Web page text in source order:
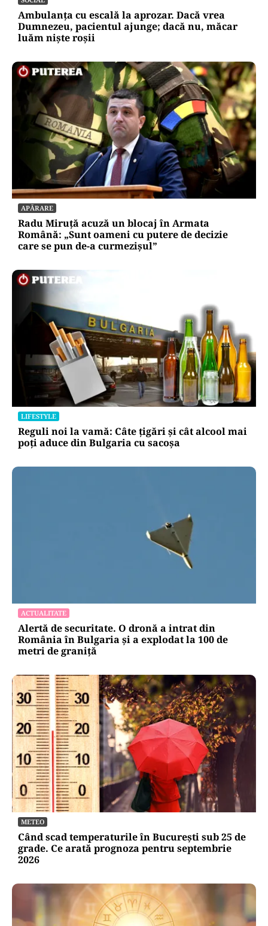
dublează recolta de frunze
SOCIAL
Ambulanța cu escală la aprozar. Dacă vrea
Dumnezeu, pacientul ajunge; dacă nu, măcar
luăm niște roșii
APĂRARE
Radu Miruță acuză un blocaj în Armata
Română: „Sunt oameni cu putere de decizie
care se pun de-a curmezișul”
Reguli noi la vamă: Câte țigări și cât alcool mai
poți aduce din Bulgaria cu sacoșa
ACTUALITATE
Alertă de securitate. O dronă a intrat din
România în Bulgaria şi a explodat la 100 de
metri de graniţă